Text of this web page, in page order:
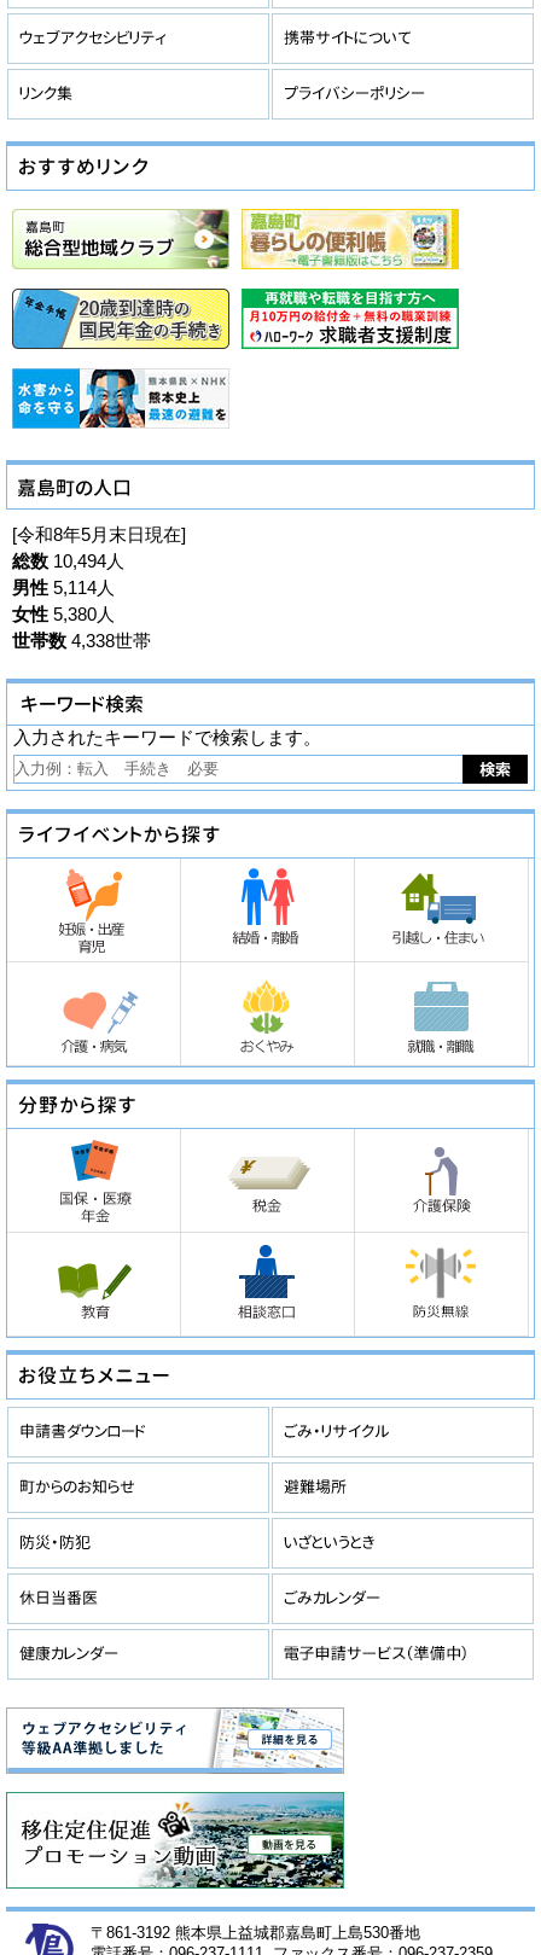
[令和8年5月末日現在]
総数 10,494人
男性 5,114人
女性 5,380人
世帯数 4,338世帯
入力されたキーワードで検索します。
〒861-3192 熊本県上益城郡嘉島町上島530番地